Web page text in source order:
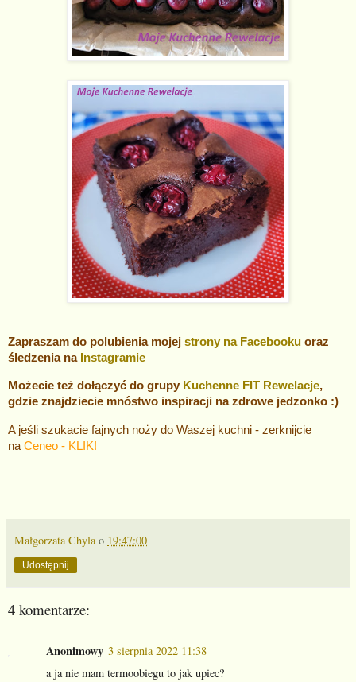
Zapraszam do polubienia mojej strony na Facebooku oraz
śledzenia na Instagramie
Możecie też dołączyć do grupy Kuchenne FIT Rewelacje,
gdzie znajdziecie mnóstwo inspiracji na zdrowe jedzonko :)
A jeśli szukacie fajnych noży do Waszej kuchni - zerknijcie
na Ceneo - KLIK!
Małgorzata Chyla o 19:47:00
Udostępnij
4 komentarze:
Anonimowy 3 sierpnia 2022 11:38
a ja nie mam termoobiegu to jak upiec?